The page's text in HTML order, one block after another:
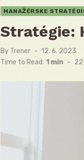
MANAŽÉRSKE
Stratégie:
By Trener
Posted
on
12. 6. 2023
Time to Read: 1 min -